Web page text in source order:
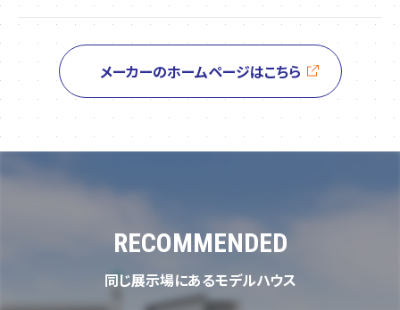
メーカーのホームページはこちら
RECOMMENDED
同じ展示場にあるモデルハウス